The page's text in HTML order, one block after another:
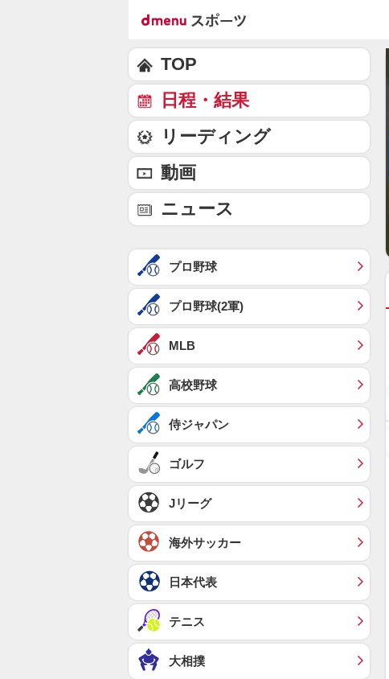
TOP
日程・結果
リーディング
動画
ニュース
プロ野球
プロ野球(2軍)
MLB
高校野球
侍ジャパン
ゴルフ
Jリーグ
海外サッカー
日本代表
テニス
大相撲